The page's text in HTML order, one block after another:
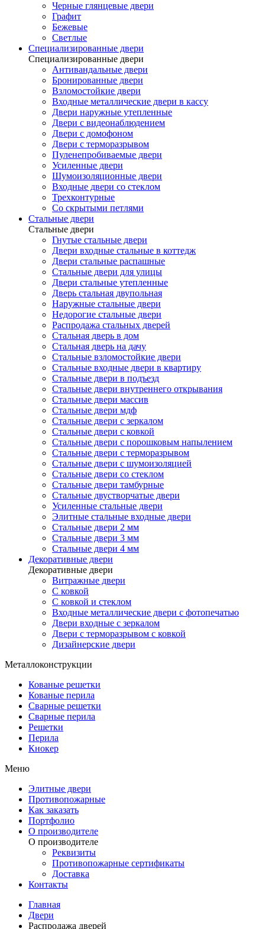
Черные глянцевые двери
Графит
Бежевые
Светлые
Специализированные двери
Специализированные двери
Антивандальные двери
Бронированные двери
Взломостойкие двери
Входные металлические двери в кассу
Двери наружные утепленные
Двери с видеонаблюдением
Двери с домофоном
Двери с терморазрывом
Пуленепробиваемые двери
Усиленные двери
Шумоизоляционные двери
Входные двери со стеклом
Трехконтурные
Со скрытыми петлями
Стальные двери
Стальные двери
Гнутые стальные двери
Двери входные стальные в коттедж
Двери стальные распашные
Стальные двери для улицы
Двери стальные утепленные
Дверь стальная двупольная
Наружные стальные двери
Недорогие стальные двери
Распродажа стальных дверей
Стальная дверь в дом
Стальная дверь на дачу
Стальные взломостойкие двери
Стальные входные двери в квартиру
Стальные двери в подъезд
Стальные двери внутреннего открывания
Стальные двери массив
Стальные двери мдф
Стальные двери с зеркалом
Стальные двери с ковкой
Стальные двери с порошковым напылением
Стальные двери с терморазрывом
Стальные двери с шумоизоляцией
Стальные двери со стеклом
Стальные двери тамбурные
Стальные двустворчатые двери
Усиленные стальные двери
Элитные стальные входные двери
Стальные двери 2 мм
Стальные двери 3 мм
Стальные двери 4 мм
Декоративные двери
Декоративные двери
Витражные двери
С ковкой
С ковкой и стеклом
Входные металлические двери с фотопечатью
Двери входные с зеркалом
Двери с терморазрывом с ковкой
Дизайнерские двери
Металлоконструкции
Кованые решетки
Кованые перила
Сварные решетки
Сварные перила
Решетки
Перила
Кнокер
Меню
Элитные двери
Противопожарные
Как заказать
Портфолио
О производителе
О производителе
Реквизиты
Противопожарные сертификаты
Доставка
Контакты
Главная
Двери
Распродажа дверей